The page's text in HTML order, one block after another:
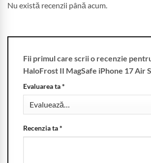
Nu există recenzii până acum.
Fii primul care scrii o recenzie
HaloFrost II MagSafe iPhone 17 Air
Evaluarea ta*
Recenzia ta*